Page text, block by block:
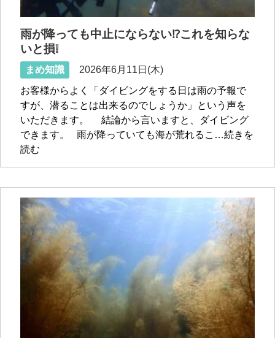
雨が降っても中止にならない⁉これを知らな
いと損❕
まめ知識
2026年6月11日(木)
お客様からよく「ダイビングをする日は雨の予報で
すが、潜ることは出来るのでしょうか」という声を
いただきます。 結論から言いますと、ダイビング
できます。 雨が降っていても海が荒れるこ…続きを
読む